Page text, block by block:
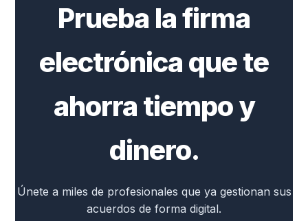
Prueba la firma
electrónica que te
ahorra tiempo y
dinero.
Únete a miles de profesionales que ya gestionan sus
acuerdos de forma digital.